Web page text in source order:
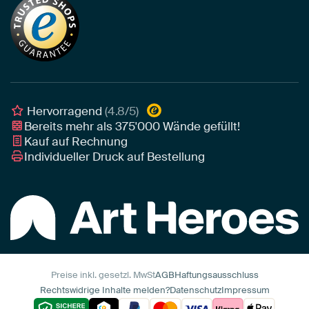
Tapete
Leinwand
Leinwand für draußen
Akustik-Tipps
Tipps von unseren Botschaftern
Individuelle Einrichtungsberatung
Nachhaltigkeit
Unser Team
Botschafter
Awards und Preise
Art Heroes App
Hervorragend(4.8/5)
Bereits mehr als375'000Wände gefüllt!
Kauf auf Rechnung
Individueller Druck auf Bestellung
Preise inkl. gesetzl. MwStAGBHaftungsausschluss
Rechtswidrige Inhalte melden?DatenschutzImpressum